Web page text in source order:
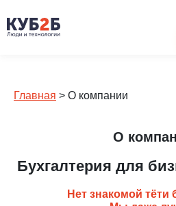
Главная > О компании
О
Бухгалтерия для
Нет знакомой тёти